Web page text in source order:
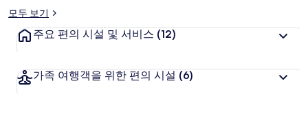
모두 보기
주요 편의 시설 및 서비스 (12)
가족 여행객을 위한 편의 시설 (6)